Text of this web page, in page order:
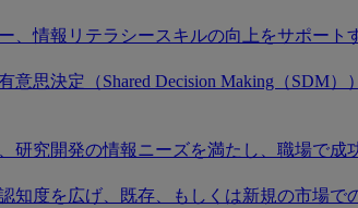
、情報リテラシースキルの向上をサポート
意思決定（Shared Decision Making（SDM
研究開発の情報ニーズを満たし、職場で成
知度を広げ、既存、もしくは新規の市場で